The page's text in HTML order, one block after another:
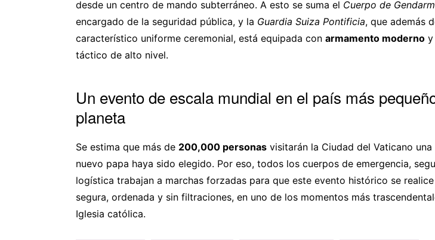
desde un centro de mando subterráneo. A esto se suma el Cuerpo de
encargado de la seguridad pública, y la Guardia Suiza Pontificia, que además
característico uniforme ceremonial, está equipada con armamento moderno y
táctico de alto nivel.
Un evento de escala mundial en el país más
planeta
Se estima que más de 200,000 personas visitarán la Ciudad del Vaticano una
nuevo papa haya sido elegido. Por eso, todos los cuerpos de emergencia,
logística trabajan a marchas forzadas para que este evento histórico se
segura, ordenada y sin filtraciones, en uno de los momentos más
Iglesia católica.